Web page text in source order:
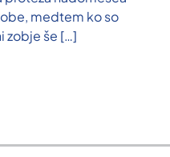
medtem ko so
zobje še […]